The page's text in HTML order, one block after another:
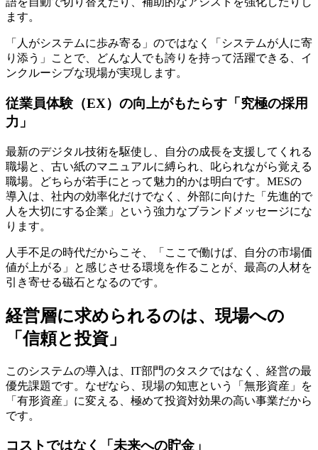
ます。
「人がシステムに歩み寄る」のではなく「システムが人に寄
り添う」
ことで、どんな人でも誇りを持って活躍できる、イ
ンクルーシブな現場が実現します。
従業員体験（EX）の向上がもたらす「究極の採用
力」
最新のデジタル技術を駆使し、自分の成長を支援してくれる
職場と、古い紙のマニュアルに縛られ、叱られながら覚える
職場。どちらが若手にとって魅力的かは明白です。MESの
導入は、社内の効率化だけでなく、外部に向けた「先進的で
人を大切にする企業」という強力なブランドメッセージにな
ります。
人手不足の時代だからこそ、
「ここで働けば、自分の市場価
値が上がる」と感じさせる環境を作ることが、最高の人材を
引き寄せる磁石となるのです。
経営層に求められるのは、現場への
「信頼と投資」
このシステムの導入は、IT部門のタスクではなく、経営の最
優先課題です。なぜなら、現場の知恵という「無形資産」を
「有形資産」に変える、極めて投資対効果の高い事業だから
です。
コストではなく「未来への貯金」